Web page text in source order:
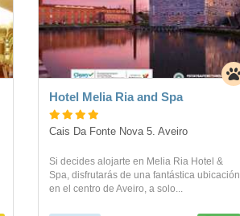
Hotel Melia Ria and Spa
Cais Da Fonte Nova 5. Aveiro
Si decides alojarte en Melia Ria Hotel &
Spa, disfrutarás de una fantástica ubicación
en el centro de Aveiro, a solo...